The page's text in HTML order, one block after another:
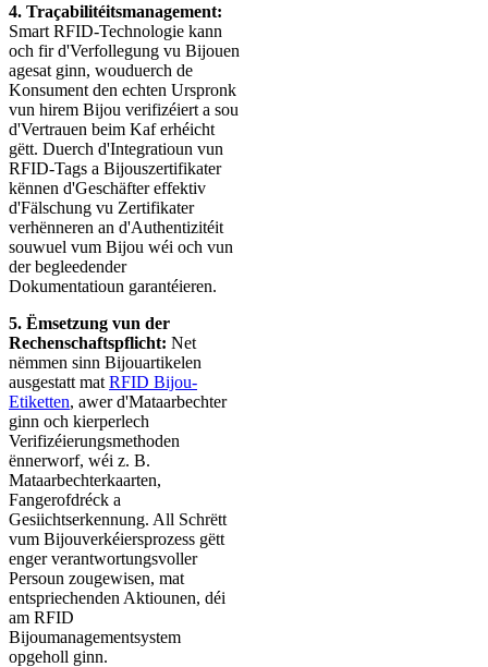
4. Traçabilitéitsmanagement:
Smart RFID-Technologie kann
och fir d'Verfollegung vu Bijouen
agesat ginn, wouduerch de
Konsument den echten Urspronk
vun hirem Bijou verifizéiert a sou
d'Vertrauen beim Kaf erhéicht
gëtt. Duerch d'Integratioun vun
RFID-Tags a Bijouszertifikater
kënnen d'Geschäfter effektiv
d'Fälschung vu Zertifikater
verhënneren an d'Authentizitéit
souwuel vum Bijou wéi och vun
der begleedender
Dokumentatioun garantéieren.
5. Ëmsetzung vun der
Rechenschaftspflicht: Net
nëmmen sinn Bijouartikelen
ausgestatt mat RFID Bijou-
Etiketten, awer d'Mataarbechter
ginn och kierperlech
Verifizéierungsmethoden
ënnerworf, wéi z. B.
Mataarbechterkaarten,
Fangerofdréck a
Gesiichtserkennung. All Schrëtt
vum Bijouverkéiersprozess gëtt
enger verantwortungsvoller
Persoun zougewisen, mat
entspriechenden Aktiounen, déi
am RFID
Bijoumanagementsystem
opgeholl ginn.